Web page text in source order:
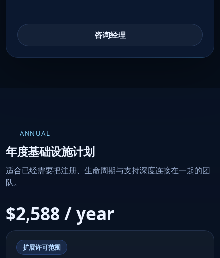
咨询经理
ANNUAL
年度基础设施计划
适合已经需要把注册、生命周期与支持深度连接在一起的团
队。
$2,588 / year
扩展许可范围